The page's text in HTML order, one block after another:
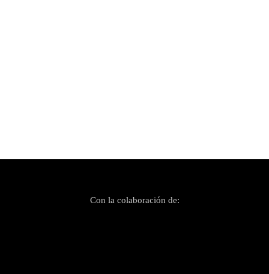
Con la colaboración de: